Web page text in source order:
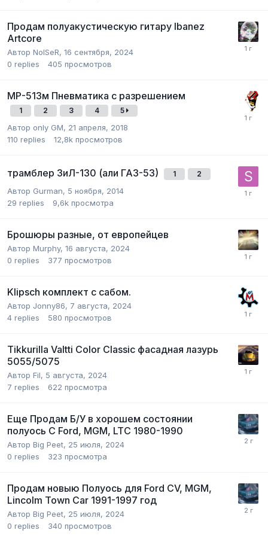
Продам полуакустическую гитару Ibanez
Artcore
Автор NoISeR, 16 сентября, 2024
0 replies 405 просмотров
МР-513м Пневматика с разрешением
1 2 3 4 5
Автор only GM, 21 апреля, 2018
110 replies 12,8k просмотров
трамблер ЗиЛ-130 (али ГАЗ-53) 1 2
Автор Gurman, 5 ноября, 2014
29 replies 9,6k просмотра
Брошюры разные, от европейцев
Автор Murphy, 16 августа, 2024
0 replies 377 просмотров
Klipsch комплект с сабом.
Автор Jonny86, 7 августа, 2024
4 replies 580 просмотров
Tikkurilla Valtti Color Classic фасадная лазурь
5055/5075
Автор Fil, 5 августа, 2024
7 replies 622 просмотра
Еще Продам Б/У в хорошем состоянии
полуось С Ford, MGM, LTC 1980-1990
Автор Big Peet, 25 июля, 2024
0 replies 323 просмотра
Продам новыю Полуось для Ford CV, MGM,
Lincolm Town Car 1991-1997 год
Автор Big Peet, 25 июля, 2024
0 replies 340 просмотров